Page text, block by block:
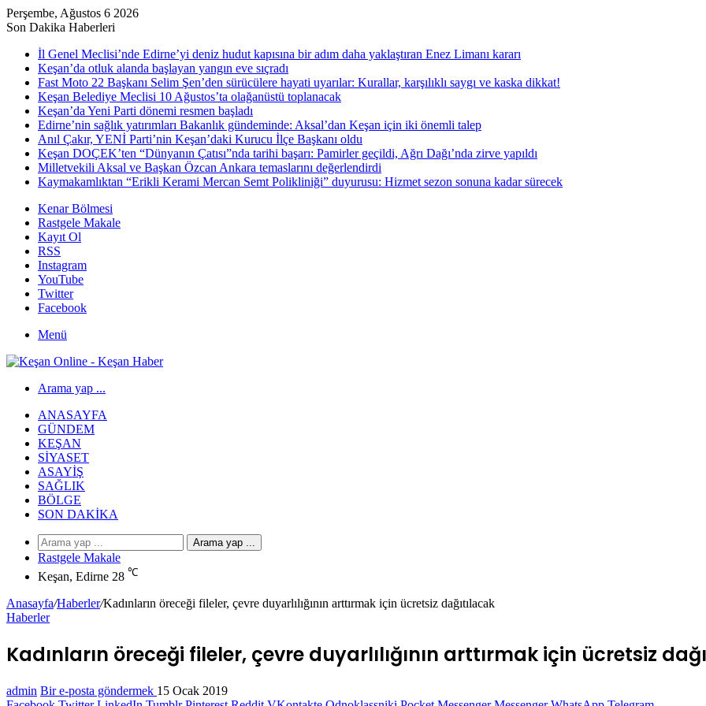
Perşembe, Ağustos 6 2026
Son Dakika Haberleri
İl Genel Meclisi’nde Edirne’yi deniz hudut kapısına bir adım daha yaklaştıran Enez Limanı kararı
Keşan’da otluk alanda başlayan yangın eve sıçradı
Fast Moto 22 Başkanı Selim Şen’den sürücülere hayati uyarılar: Kurallar, karşılıklı saygı ve kaska dikkat!
Keşan Belediye Meclisi 10 Ağustos’ta olağanüstü toplanacak
Keşan’da Yeni Parti dönemi resmen başladı
Edirne’nin sağlık yatırımları Bakanlık gündeminde: Aksal’dan Keşan için iki önemli talep
Anıl Çakır, YENİ Parti’nin Keşan’daki Kurucu İlçe Başkanı oldu
Keşan DOÇEK’ten “Dünyanın Çatısı”nda tarihi başarı: Pamirler geçildi, Ağrı Dağı’nda zirve yapıldı
Milletvekili Aksal ve Başkan Özcan Ankara temaslarını değerlendirdi
Kaymakamlıktan “Erikli Kerami Mercan Semt Polikliniği” duyurusu: Hizmet sezon sonuna kadar sürecek
Kenar Bölmesi
Rastgele Makale
Kayıt Ol
RSS
Instagram
YouTube
Twitter
Facebook
Menü
Arama yap ...
ANASAYFA
GÜNDEM
KEŞAN
SIYASET
ASAYIŞ
SAĞLIK
BÖLGE
SON DAKIKA
Arama yap ...
Rastgele Makale
Keşan, Edirne 28 ℃
Anasayfa/Haberler/Kadınların öreceği fileler, çevre duyarlılığının arttırmak için ücretsiz dağıtılacak
Haberler
Kadınların öreceği fileler, çevre duyarlılığının arttırmak için ücretsiz
admin Bir e-posta göndermek 15 Ocak 2019